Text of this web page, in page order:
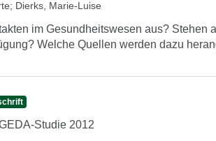
; Dierks, Marie-Luise
im Gesundheitswesen aus? Stehen
Welche Quellen werden dazu
Studie 2012